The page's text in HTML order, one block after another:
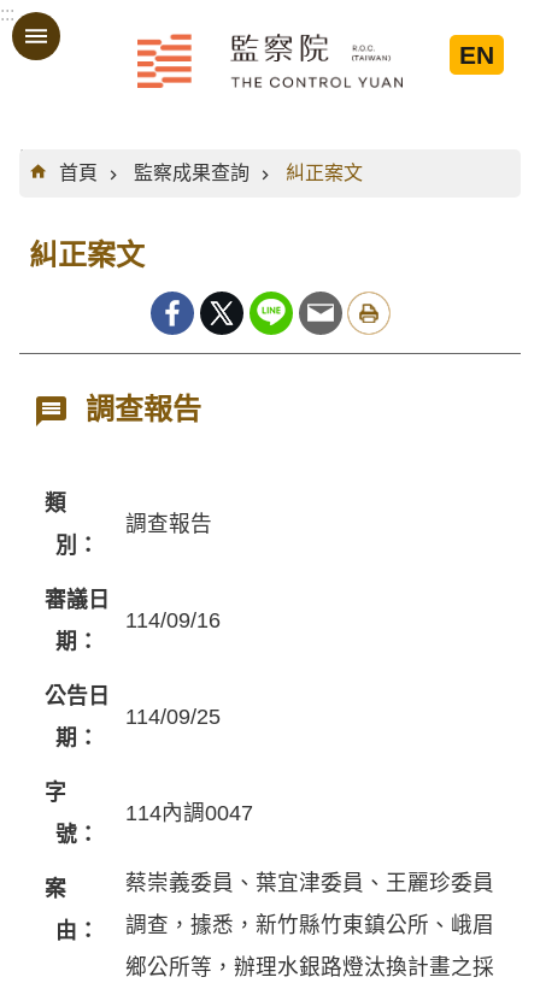
跳到主要內容區塊
:::
EN
:::
首頁
監察成果查詢 糾正案文
糾正案文
調查報告
類
別：
調查報告
審議日
期：
114/09/16
公告日
期：
114/09/25
字
號：
114內調0047
案
由：
蔡崇義委員、葉宜津委員、王麗珍委員
調查，據悉，新竹縣竹東鎮公所、峨眉
鄉公所等，辦理水銀路燈汰換計畫之採